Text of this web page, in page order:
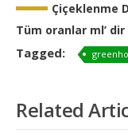
Çiçeklenme
Tüm oranlar ml’
Tagged:
Related